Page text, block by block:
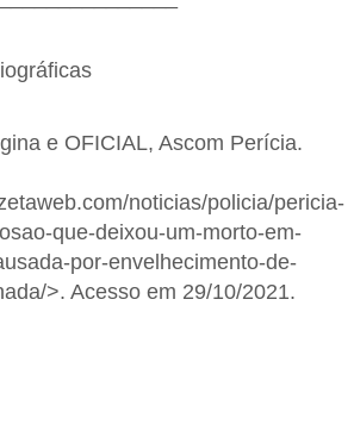
e OFICIAL, Ascom Perícia.
noticias/policia/pericia-
que-deixou-um-morto-em-
por-envelhecimento-de-
>. Acesso em 29/10/2021.